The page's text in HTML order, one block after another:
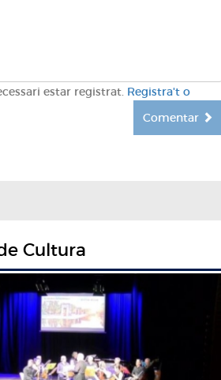
estar registrat. Registra't o
Comentar
Cultura